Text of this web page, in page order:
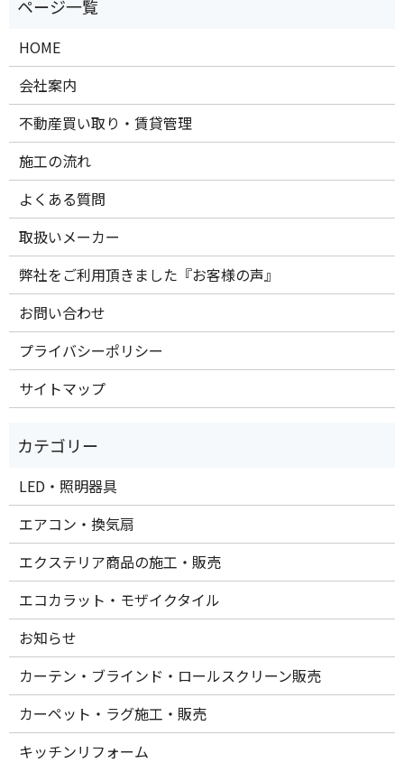
HOME
会社案内
不動産買い取り・賃貸管理
施工の流れ
よくある質問
取扱いメーカー
弊社をご利用頂きました『お客様の声』
お問い合わせ
プライバシーポリシー
サイトマップ
LED・照明器具
エアコン・換気扇
エクステリア商品の施工・販売
エコカラット・モザイクタイル
お知らせ
カーテン・ブラインド・ロールスクリーン販売
カーペット・ラグ施工・販売
キッチンリフォーム